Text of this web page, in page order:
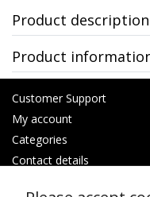
Product description
Product
Customer Support
My account
Categories
Contact details